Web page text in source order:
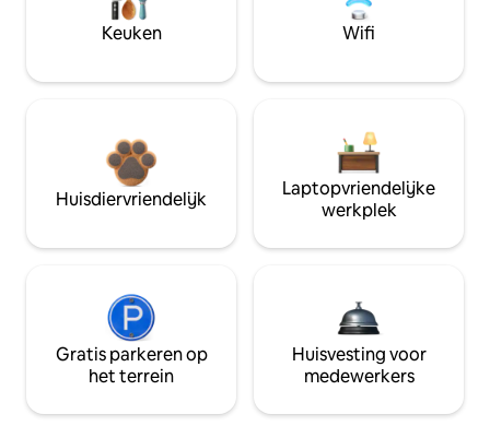
Keuken Wifi
Huisdiervriendelijk
Laptopvriendelijke
werkplek
Gratis parkeren op
het terrein
Huisvesting voor
medewerkers